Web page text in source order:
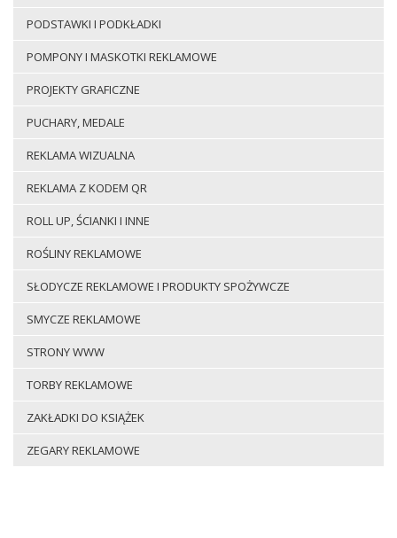
PODSTAWKI I PODKŁADKI
POMPONY I MASKOTKI REKLAMOWE
PROJEKTY GRAFICZNE
PUCHARY, MEDALE
REKLAMA WIZUALNA
REKLAMA Z KODEM QR
ROLL UP, ŚCIANKI I INNE
ROŚLINY REKLAMOWE
SŁODYCZE REKLAMOWE I PRODUKTY SPOŻYWCZE
SMYCZE REKLAMOWE
STRONY WWW
TORBY REKLAMOWE
ZAKŁADKI DO KSIĄŻEK
ZEGARY REKLAMOWE